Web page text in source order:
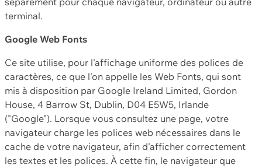
terminal.
Google Web Fonts
Ce site utilise, pour l'affichage uniforme des polices de
caractères, ce que l'on appelle les Web Fonts, qui sont
mis à disposition par Google Ireland Limited, Gordon
House, 4 Barrow St, Dublin, D04 E5W5, Irlande
("Google"). Lorsque vous consultez une page, votre
navigateur charge les polices web nécessaires dans le
cache de votre navigateur, afin d'afficher correctement
les textes et les polices. À cette fin, le navigateur que